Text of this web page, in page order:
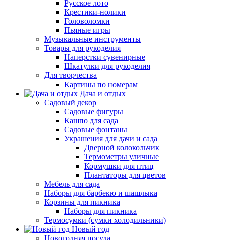
Русское лото
Крестики-нолики
Головоломки
Пьяные игры
Музыкальные инструменты
Товары для рукоделия
Наперстки сувенирные
Шкатулки для рукоделия
Для творчества
Картины по номерам
Дача и отдых
Садовый декор
Садовые фигуры
Кашпо для сада
Садовые фонтаны
Украшения для дачи и сада
Дверной колокольчик
Термометры уличные
Кормушки для птиц
Плантаторы для цветов
Мебель для сада
Наборы для барбекю и шашлыка
Корзины для пикника
Наборы для пикника
Термосумки (сумки холодильники)
Новый год
Новогодняя посуда